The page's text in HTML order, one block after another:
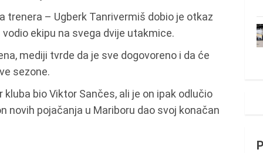
trenera – Ugberk Tanrivermiš dobio je otkaz
ekipu na svega dvije utakmice.
mediji tvrde da je sve dogovoreno i da će
sezone.
bio Viktor Sančes, ali je on ipak odlučio
novih pojačanja u Mariboru dao svoj konačan